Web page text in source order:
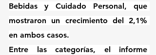
Bebidas y Cuidado Personal, que
mostraron un crecimiento del 2,1%
en ambos casos.
Entre las categorías, el informe